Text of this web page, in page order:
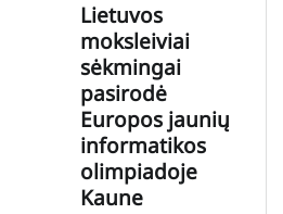
Lietuvos
moksleiviai
sėkmingai
pasirodė
Europos jaunių
informatikos
olimpiadoje
Kaune